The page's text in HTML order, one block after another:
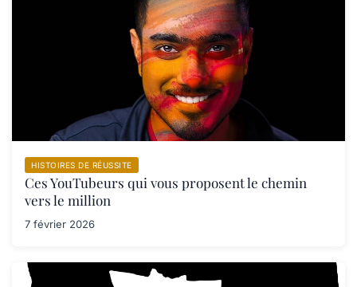
HISTOIRES DE RÉUSSITE
Ces YouTubeurs qui vous proposent le chemin
vers le million
7 février 2026